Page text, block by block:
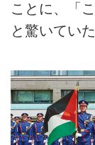
ことに、「
と驚いていた